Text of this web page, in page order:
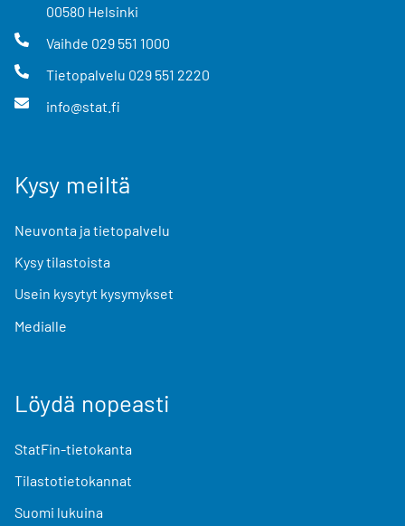
00580 Helsinki
Vaihde 029 551 1000
Tietopalvelu 029 551 2220
info@stat.fi
Kysy meiltä
Neuvonta ja tietopalvelu
Kysy tilastoista
Usein kysytyt kysymykset
Medialle
Löydä nopeasti
StatFin-tietokanta
Tilastotietokannat
Suomi lukuina